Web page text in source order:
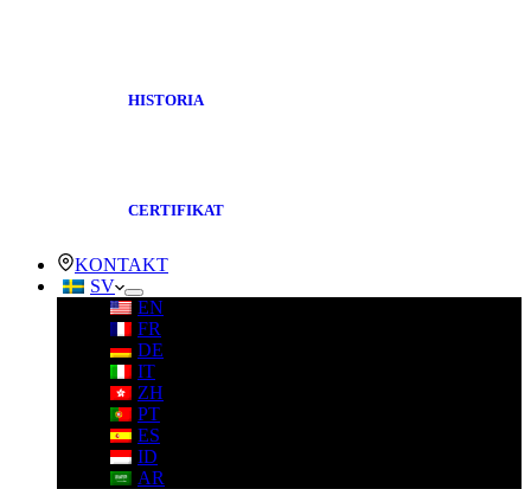
HISTORIA
CERTIFIKAT
KONTAKT
SV
EN
FR
DE
IT
ZH
PT
ES
ID
AR